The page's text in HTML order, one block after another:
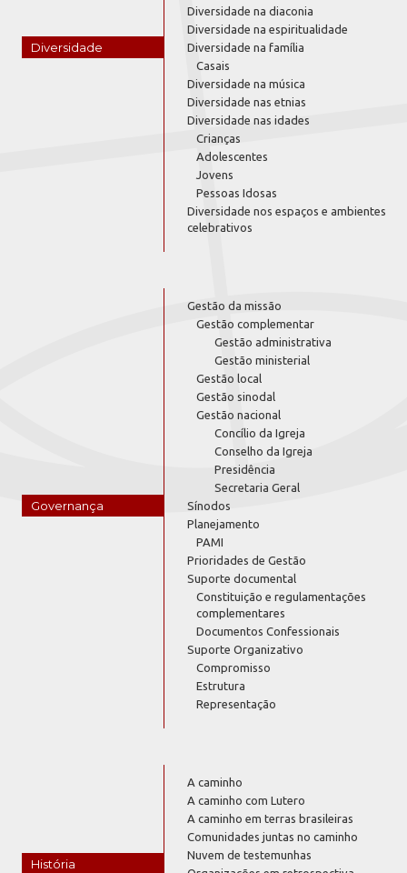
Diversidade
Diversidade na diaconia
Diversidade na espiritualidade
Diversidade na família
Casais
Diversidade na música
Diversidade nas etnias
Diversidade nas idades
Crianças
Adolescentes
Jovens
Pessoas Idosas
Diversidade nos espaços e ambientes
celebrativos
Governança
Gestão da missão
Gestão complementar
Gestão administrativa
Gestão ministerial
Gestão local
Gestão sinodal
Gestão nacional
Concílio da Igreja
Conselho da Igreja
Presidência
Secretaria Geral
Sínodos
Planejamento
PAMI
Prioridades de Gestão
Suporte documental
Constituição e regulamentações
complementares
Documentos Confessionais
Suporte Organizativo
Compromisso
Estrutura
Representação
História
A caminho
A caminho com Lutero
A caminho em terras brasileiras
Comunidades juntas no caminho
Nuvem de testemunhas